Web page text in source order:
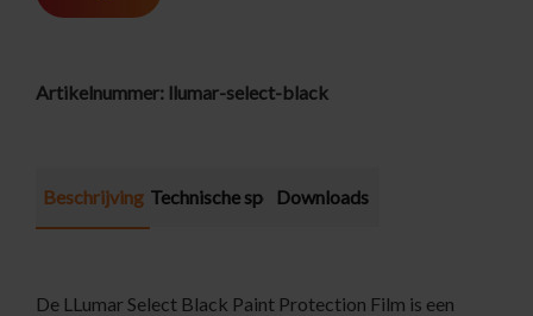
Artikelnummer: llumar-select-black
Beschrijving Technische specificatie
Downloads
De LLumar Select Black Paint Protection Film is een